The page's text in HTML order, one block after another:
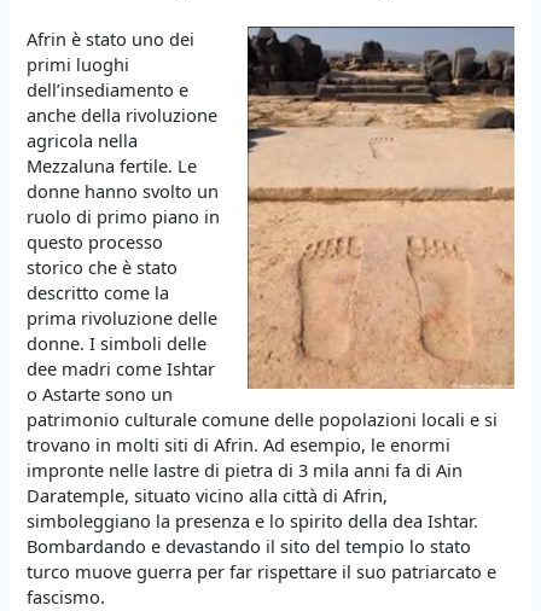
Afrin è stato uno dei
primi luoghi
dell’insediamento e
anche della rivoluzione
agricola nella
Mezzaluna fertile. Le
donne hanno svolto un
ruolo di primo piano in
questo processo
storico che è stato
descritto come la
prima rivoluzione delle
donne. I simboli delle
dee madri come Ishtar
o Astarte sono un
patrimonio culturale comune delle popolazioni locali e si
trovano in molti siti di Afrin. Ad esempio, le enormi
impronte nelle lastre di pietra di 3 mila anni fa di Ain
Daratemple, situato vicino alla città di Afrin,
simboleggiano la presenza e lo spirito della dea Ishtar.
Bombardando e devastando il sito del tempio lo stato
turco muove guerra per far rispettare il suo patriarcato e
fascismo.